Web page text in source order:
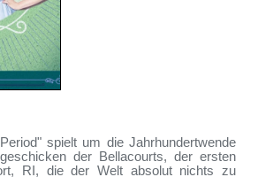
spielt um die Jahrhundertwende
der Bellacourts, der ersten
RI, die der Welt absolut nichts zu